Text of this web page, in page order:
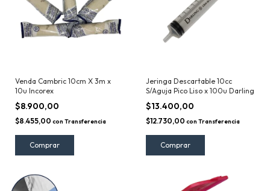
Venda Cambric 10cm X 3m x
10u Incorex
$8.900,00
$8.455,00 con Transferencia
Jeringa Descartable 10cc
S/Aguja Pico Liso x 100u Darling
$13.400,00
$12.730,00 con Transferencia